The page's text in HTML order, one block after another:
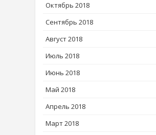
Октябрь 2018
Сентябрь 2018
Август 2018
Июль 2018
Июнь 2018
Май 2018
Апрель 2018
Март 2018